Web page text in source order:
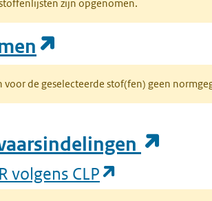
zijn opgenomen.
voor de geselecteerde stof(fen) geen
volgens CLP